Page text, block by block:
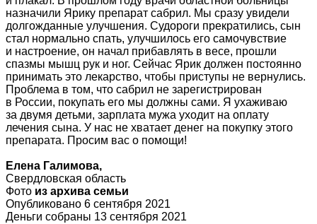
назначили Ярику препарат сабрил. Мы сразу увидели
долгожданные улучшения. Судороги прекратились, сын
стал нормально спать, улучшилось его самочувствие
и настроение, он начал прибавлять в весе, прошли
спазмы мышц рук и ног. Сейчас Ярик должен постоянно
принимать это лекарство, чтобы приступы не вернулись.
Проблема в том, что сабрил не зарегистрирован
в России, покупать его мы должны сами. Я ухаживаю
за двумя детьми, зарплата мужа уходит на оплату
лечения сына. У нас не хватает денег на покупку этого
препарата. Просим вас о помощи!
Елена Галимова,
Свердловская область
Фото из архива семьи
Опубликовано 6 сентября 2021
Деньги собраны 13 сентября 2021